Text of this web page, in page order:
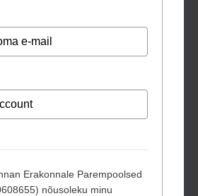
Erakonnale Parempoolsed
nõusoleku minu